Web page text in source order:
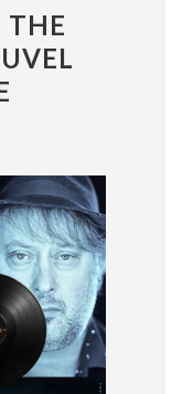
THE